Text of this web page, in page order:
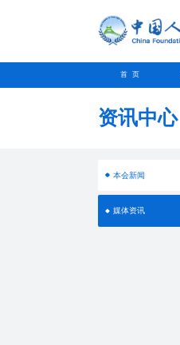
首 页
资讯中心
本会新闻
媒体资讯